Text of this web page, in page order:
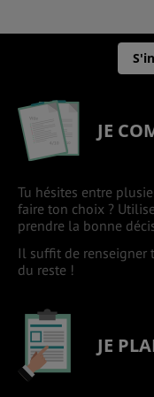
JE
Tu hésites entre
faire ton choix ?
prendre la bonne
Il suffit de renseigner
du reste !
JE